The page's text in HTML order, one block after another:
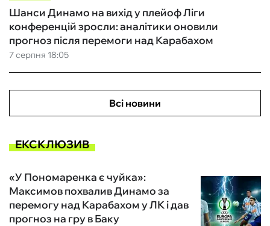
7 серпня 18:05
Шанси Динамо на вихід у плейоф Ліги
конференцій зросли: аналітики оновили
прогноз після перемоги над Карабахом
Всі новини
ЕКСКЛЮЗИВ
«У Пономаренка є чуйка»:
Максимов похвалив Динамо за
перемогу над Карабахом у ЛК і дав
прогноз на гру в Баку